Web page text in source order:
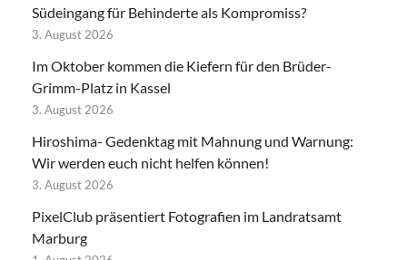
Südeingang für Behinderte als Kompromiss?
3. August 2026
Im Oktober kommen die Kiefern für den Brüder-
Grimm-Platz in Kassel
3. August 2026
Hiroshima- Gedenktag mit Mahnung und Warnung:
Wir werden euch nicht helfen können!
3. August 2026
PixelClub präsentiert Fotografien im Landratsamt
Marburg